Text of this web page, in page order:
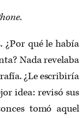
¿Por qué le había
Nada revelaba
¿Le escribiría
idea: revisó sus
tomó aquel